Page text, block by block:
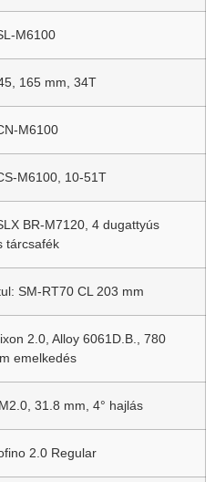
M6100
165 mm, 34T
M6100
M6100, 10-51T
BR-M7120, 4 dugattyús
tárcsafék
SM-RT70 CL 203 mm
2.0, Alloy 6061D.B., 780
emelkedés
31.8 mm, 4° hajlás
2.0 Regular